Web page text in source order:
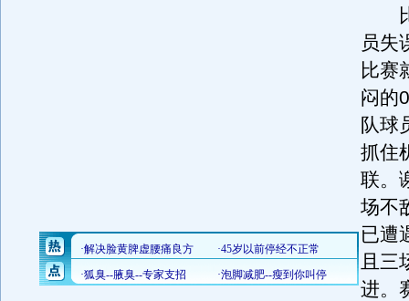
比
员失
比赛
闷的
队球
抓住
联。
场不
已遭
且三
进。